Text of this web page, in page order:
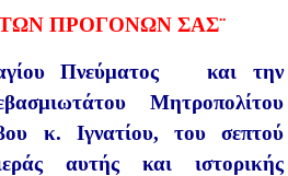
ΠΡΟΓΟΝΩΝ ΣΑΣ¨
Πνεύματος και την
Μητροπολίτου
κ. Ιγνατίου, του σεπτού
αυτής και ιστορικής